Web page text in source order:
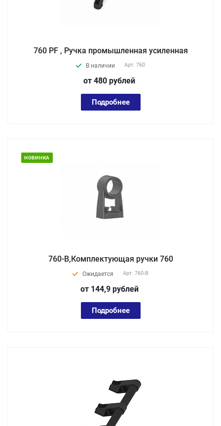
760 PF , Ручка промышленная усиленная
В наличии Арт. 760
от 480 рублей
Подробнее
НОВИНКА
760-В,Комплектующая ручки 760
Ожидается Арт. 760-В
от 144,9 рублей
Подробнее